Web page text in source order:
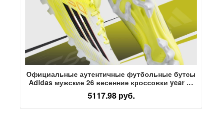
Официальные аутентичные футбольные бутсы
Adidas мужские 26 весенние кроссовки year of
the Horse new f50 training adult AG с коротким
носком
5117.98 руб.